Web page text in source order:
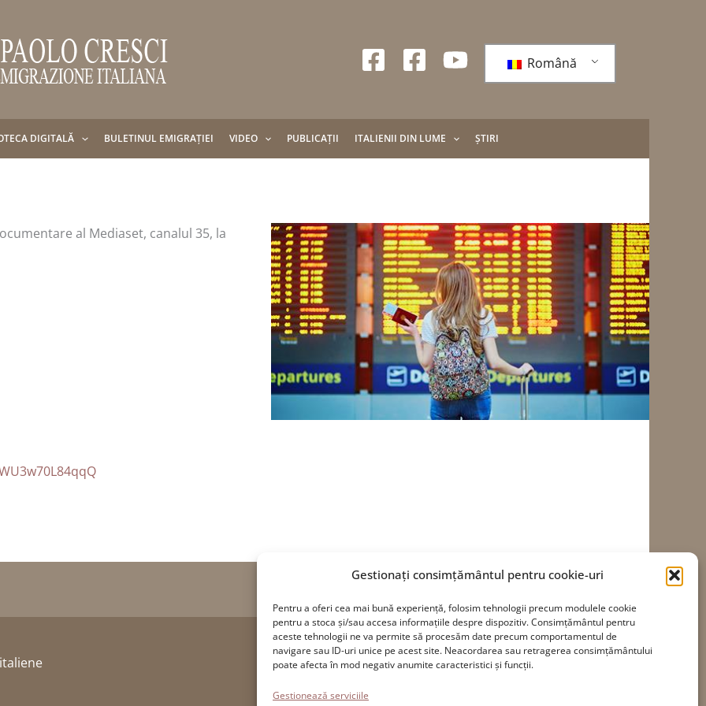
Gestionați consimțământul pentru cookie-uri
Pentru a oferi cea mai bună experiență, folosim tehnologii precum modulele cookie
pentru a stoca și/sau accesa informațiile despre dispozitiv. Consimțământul pentru
aceste tehnologii ne va permite să procesăm date precum comportamentul de
navigare sau ID-uri unice pe acest site. Neacordarea sau retragerea consimțământului
poate afecta în mod negativ anumite caracteristici și funcții.
Gestionează serviciile
Română
DIGITALĂ BULETINUL EMIGRAȚIEI VIDEO PUBLICAȚII ITALIENII DIN LUME ȘTIRI
al Mediaset, canalul 35, la